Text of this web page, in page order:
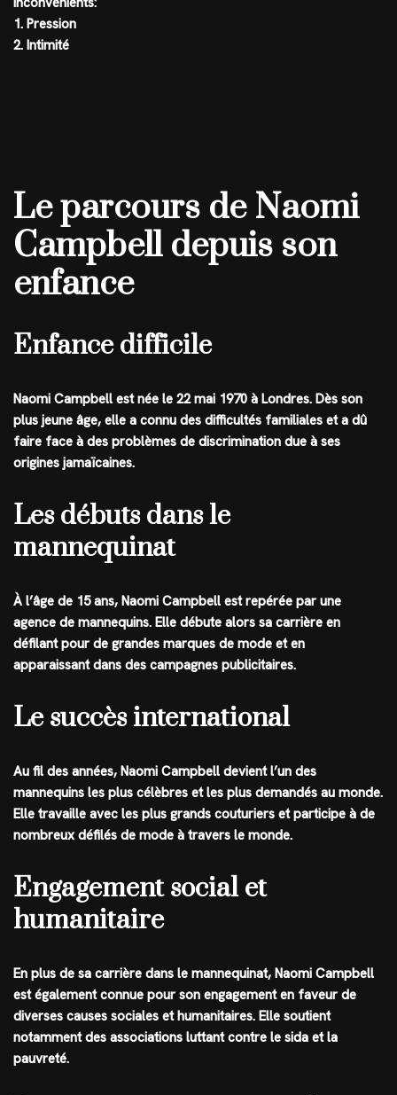
1. Pression
2. Intimité
Le parcours de Naomi
Campbell depuis son
enfance
Enfance difficile
Naomi Campbell est née le 22 mai 1970 à Londres. Dès son
plus jeune âge, elle a connu des difficultés familiales et a dû
faire face à des problèmes de discrimination due à ses
origines jamaïcaines.
Les débuts dans le
mannequinat
À l’âge de 15 ans, Naomi Campbell est repérée par une
agence de mannequins. Elle débute alors sa carrière en
défilant pour de grandes marques de mode et en
apparaissant dans des campagnes publicitaires.
Le succès international
Au fil des années, Naomi Campbell devient l’un des
mannequins les plus célèbres et les plus demandés au monde.
Elle travaille avec les plus grands couturiers et participe à de
nombreux défilés de mode à travers le monde.
Engagement social et
humanitaire
En plus de sa carrière dans le mannequinat, Naomi Campbell
est également connue pour son engagement en faveur de
diverses causes sociales et humanitaires. Elle soutient
notamment des associations luttant contre le sida et la
pauvreté.